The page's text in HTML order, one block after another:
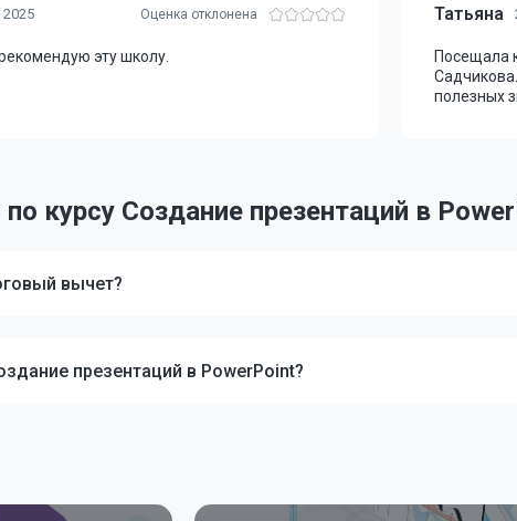
2025
эту школу.
Татьяна
Посещала
полезных
курсу Создание презентаций в
вычет?
презентаций в PowerPoint?